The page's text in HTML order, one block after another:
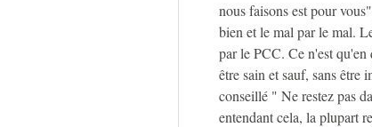
nous faisons est pour
bien et le mal par le mal.
par le PCC. Ce n'est
être sain et sauf, sans
conseillé " Ne restez pas
entendant cela, la plupart